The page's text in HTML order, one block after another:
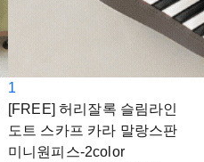
1
[FREE] 허리잘록 슬림라인
도트 스카프 카라 말랑스판
미니원피스-2color